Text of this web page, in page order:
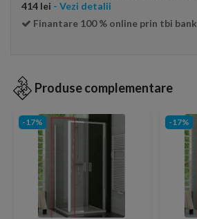
414 lei - Vezi detalii
Finantare 100 % online prin tbi bank
Produse complementare
-17% -17%